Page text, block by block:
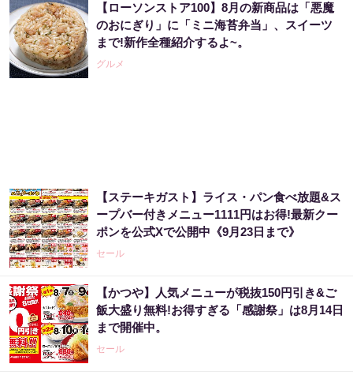
【ローソンストア100】8月の新商品は「悪魔
のおにぎり」に「ミニ海苔弁当」、スイーツ
まで!新作全種紹介するよ~。
グルメ
【ステーキガスト】ライス・パン食べ放題&ス
ープバー付きメニュー1111円はお得!最新クー
ポンを公式Xで公開中《9月23日まで》
セール
【かつや】人気メニューが税抜150円引き&ご
飯大盛り無料!お得すぎる「感謝祭」は8月14日
まで開催中。
セール